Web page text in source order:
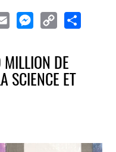
Link
MILLION DE
SCIENCE ET